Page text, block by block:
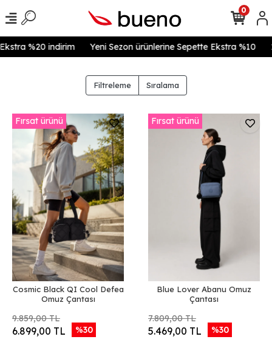
%20 indirim Yeni Sezon ürünlerine Sepette Ekstra %10
0
Filtreleme Sıralama
Fırsat ürünü
Cosmic Black QI Cool Defea
Omuz Çantası
9.859,00 TL
6.899,00 TL %30
Fırsat ürünü
Blue Lover Abanu Omuz
Çantası
7.809,00 TL
5.469,00 TL %30